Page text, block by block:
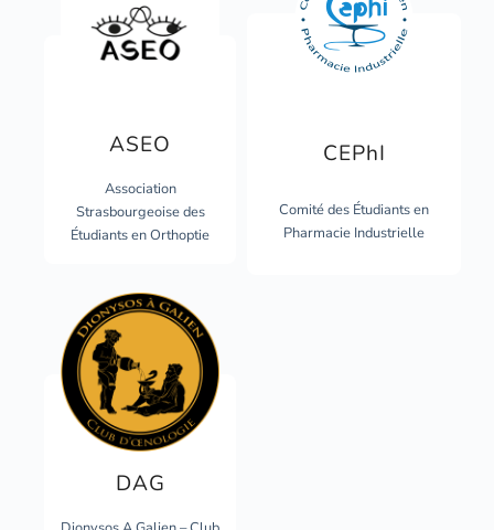
ASEO
Association
Strasbourgeoise des
Étudiants en Orthoptie
CEPhI
Comité des Étudiants en
Pharmacie Industrielle
DAG